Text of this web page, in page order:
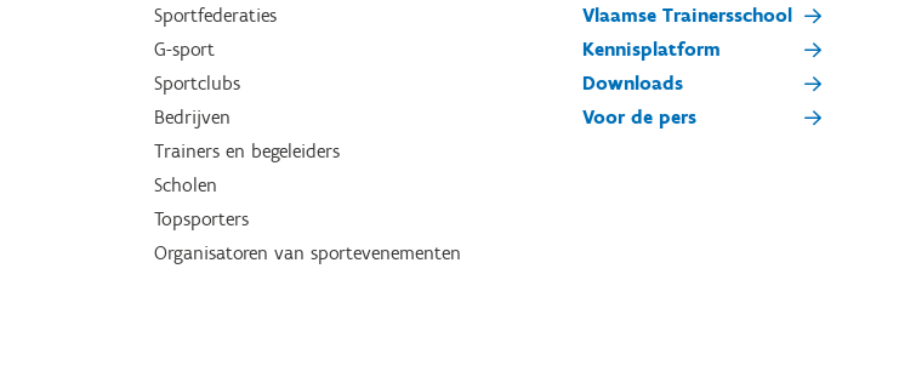
Sportfederaties
G-sport
Sportclubs
Bedrijven
Trainers en begeleiders
Scholen
Topsporters
Organisatoren van sportevenementen
Vlaamse Trainersschool
Kennisplatform
Downloads
Voor de pers